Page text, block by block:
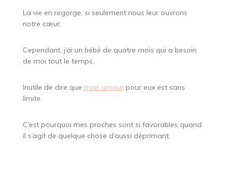
La vie en regorge, si seulement nous leur ouvrons
notre cœur.
Cependant, j’ai un bébé de quatre mois qui a besoin
de moi tout le temps.
Inutile de dire que mon amourpour eux est sans
limite.
C’est pourquoi mes proches sont si favorables quand
il s’agit de quelque chose d’aussi déprimant.